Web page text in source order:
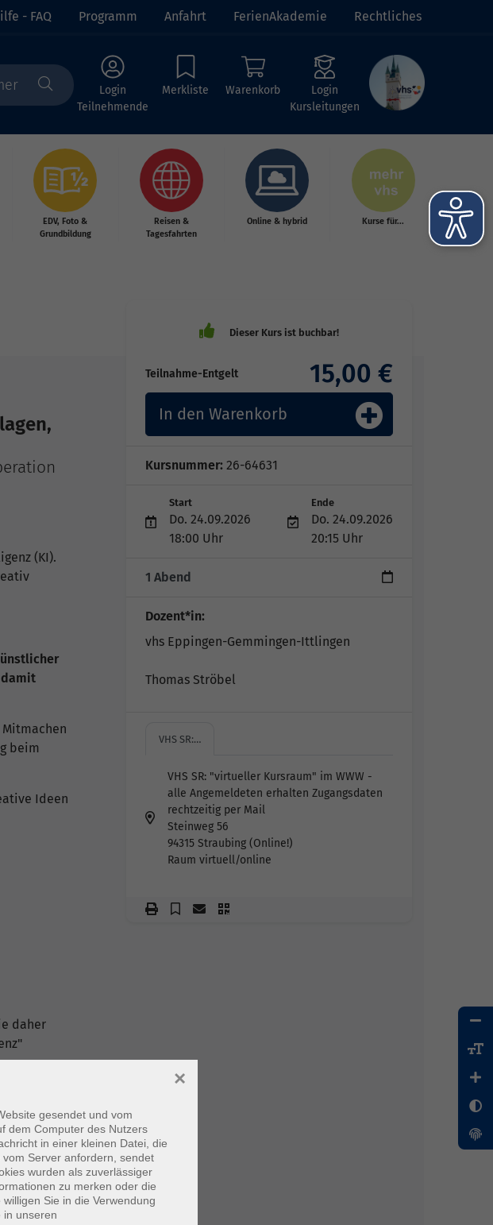
- FAQ Programm Anfahrt FerienAkademie Rechtliches
Login
Teilnehmende
Merkliste Warenkorb
Login
Kursleitungen
EDV, Foto &
Grundbildung
Reisen &
Tagesfahrten
Online & hybrid Kurse für...
(KI).
damit
beim
Ideen
daher
Ihrer
brauchen
Teilnahme-Entgelt 15,00 €
In den Warenkorb
Kursnummer: 26-64631
Start
Do. 24.09.2026
18:00 Uhr
Ende
Do. 24.09.2026
20:15 Uhr
1 Abend
Dozent*in:
vhs Eppingen-Gemmingen-Ittlingen
Thomas Ströbel
VHS SR:…
VHS SR: "virtueller Kursraum" im WWW -
alle Angemeldeten erhalten Zugangsdaten
rechtzeitig per Mail
Steinweg 56
94315 Straubing (Online!)
Raum virtuell/online
gesendet und vom
dem Computer des Nutzers
in einer kleinen Datei, die
Server anfordern, sendet
wurden als zuverlässiger
zu merken oder die
Sie in die Verwendung
in unseren
×